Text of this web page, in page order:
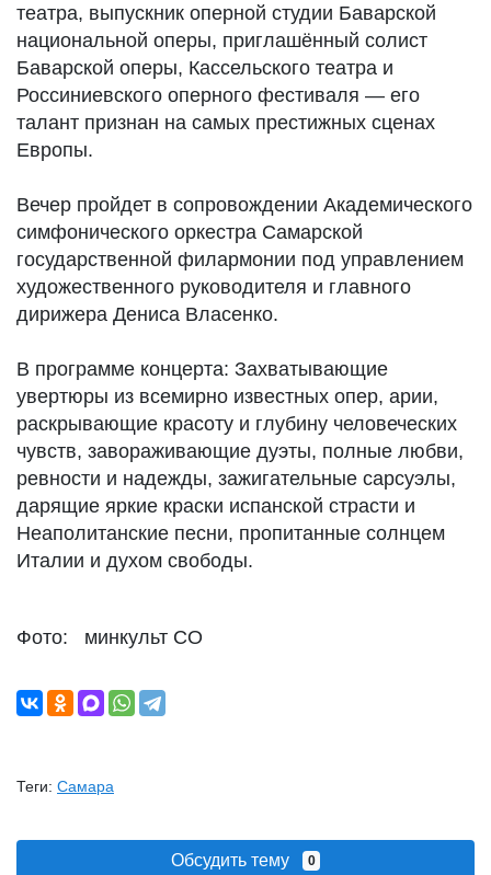
театра, выпускник оперной студии Баварской
национальной оперы, приглашённый солист
Баварской оперы, Кассельского театра и
Россиниевского оперного фестиваля — его
талант признан на самых престижных сценах
Европы.
Вечер пройдет в сопровождении Академического
симфонического оркестра Самарской
государственной филармонии под управлением
художественного руководителя и главного
дирижера Дениса Власенко.
В программе концерта: Захватывающие
увертюры из всемирно известных опер, арии,
раскрывающие красоту и глубину человеческих
чувств, завораживающие дуэты, полные любви,
ревности и надежды, зажигательные сарсуэлы,
дарящие яркие краски испанской страсти и
Неаполитанские песни, пропитанные солнцем
Италии и духом свободы.
Фото: минкульт СО
Теги: Самара
Обсудить тему 0